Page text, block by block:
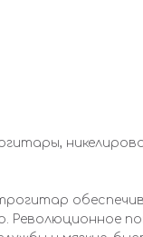
Революционное